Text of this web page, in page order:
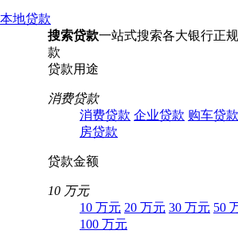
本地贷款
搜索贷款一站式搜索各大银行正
款
贷款用途
消费贷款
消费贷款 企业贷款 购车贷款
房贷款
贷款金额
10 万元
10 万元 20 万元 30 万元 50
100 万元